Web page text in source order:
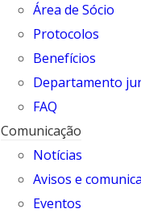
Área de Sócio
Protocolos
Benefícios
Departamento
FAQ
Comunicação
Notícias
Avisos e
Eventos